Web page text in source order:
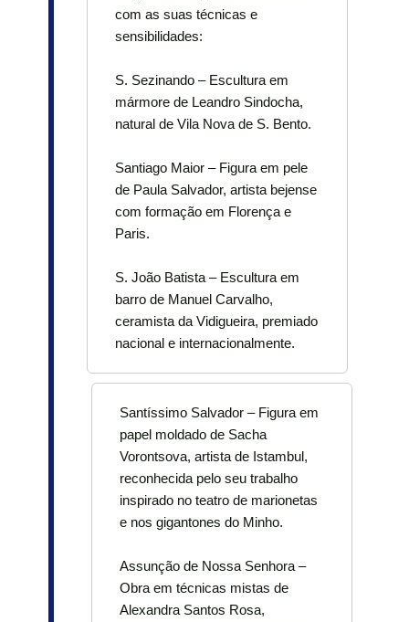
com as suas técnicas e
sensibilidades:
S. Sezinando – Escultura em
mármore de Leandro Sindocha,
natural de Vila Nova de S. Bento.
Santiago Maior – Figura em pele
de Paula Salvador, artista bejense
com formação em Florença e
Paris.
S. João Batista – Escultura em
barro de Manuel Carvalho,
ceramista da Vidigueira, premiado
nacional e internacionalmente.
Santíssimo Salvador – Figura em
papel moldado de Sacha
Vorontsova, artista de Istambul,
reconhecida pelo seu trabalho
inspirado no teatro de marionetas
e nos gigantones do Minho.
Assunção de Nossa Senhora –
Obra em técnicas mistas de
Alexandra Santos Rosa,